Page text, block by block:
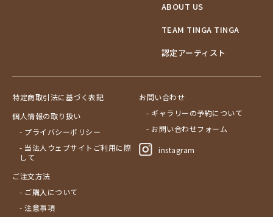
ABOUT US
TEAM TINGA TINGA
認定アーティスト
特定商取引法に基づく表記
個人情報の取り扱い
- プライバシーポリシー
- 当法人ウェブサイトご利用に際
して
ご注文方法
- ご購入について
- 注意事項
お問い合わせ
- ギャラリーの予約について
- お問い合わせフォーム
instagram